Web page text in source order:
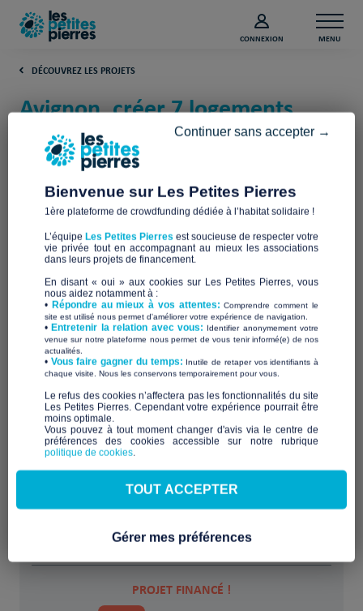
CONNEXION MENU
DÉCOUVREZ LES PROJETS
Avignon, créer 7 logements
pour des jeunes en précarité
(Vaucluse)
Loger Jeunes Vaucluse
Une maison, 200m2 à réhabiliter avec 7
logements neufs à créer
POUR
d'insertion sociale et professionnelle
PROJET FINANCÉ !
Bienvenue sur Les Petites Pierres
1ère plateforme de crowdfunding dédiée à l’habitat solidaire !
L’équipe Les Petites Pierres est soucieuse de respecter votre
vie privée tout en accompagnant au mieux les associations
dans leurs projets de financement.
En disant « oui » aux cookies sur Les Petites Pierres, vous
nous aidez notamment à :
• Répondre au mieux à vos attentes:Comprendre comment le
site est utilisé nous permet d'améliorer votre expérience de navigation.
•Entretenir la relation avec vous: Identifier anonymement votre
venue sur notre plateforme nous permet de vous tenir informé(e) de nos
actualités.
​• Vous faire gagner du temps: Inutile de retaper vos identifiants à
chaque visite. Nous les conservons temporairement pour vous.
​Le refus des cookies n’affectera pas les fonctionnalités du site
Les Petites Pierres. Cependant votre expérience pourrait être
moins optimale.​
Vous pouvez à tout moment changer d'avis via le centre de
préférences des cookies accessible sur notre rubrique
politique de cookies.
Continuer sans accepter →
TOUT ACCEPTER
Gérer mes préférences